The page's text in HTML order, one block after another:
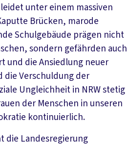
unter einem massiven
Brücken, marode
Schulgebäude prägen nicht
sondern gefährden auch
und die Ansiedlung neuer
die Verschuldung der
Ungleichheit in NRW stetig
der Menschen in unseren
kontinuierlich.
die Landesregierung